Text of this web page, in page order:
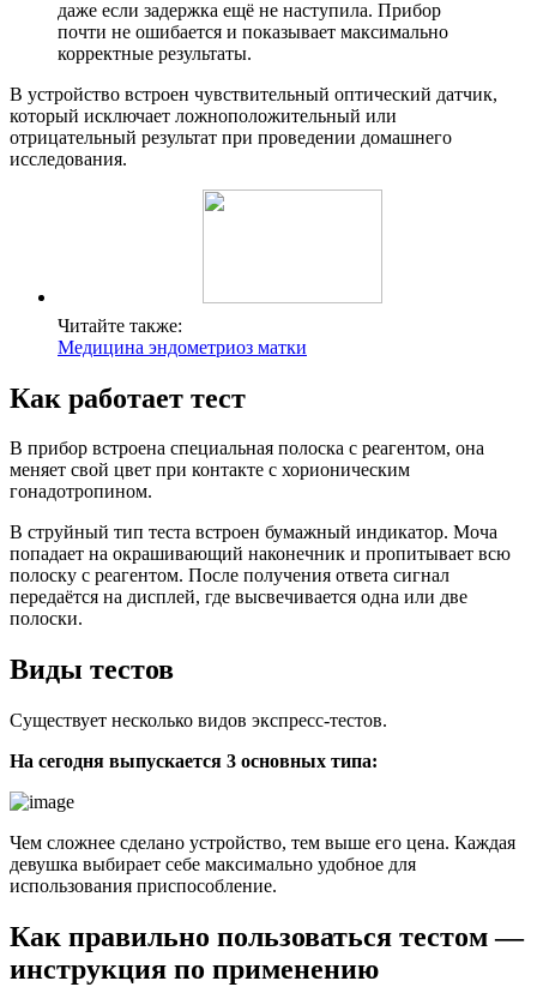
даже если задержка ещё не наступила. Прибор
почти не ошибается и показывает максимально
корректные результаты.
В устройство встроен чувствительный оптический датчик,
который исключает ложноположительный или
отрицательный результат при проведении домашнего
исследования.
Читайте также:
Медицина эндометриоз матки
Как работает тест
В прибор встроена специальная полоска с реагентом, она
меняет свой цвет при контакте с хорионическим
гонадотропином.
В струйный тип теста встроен бумажный индикатор. Моча
попадает на окрашивающий наконечник и пропитывает всю
полоску с реагентом. После получения ответа сигнал
передаётся на дисплей, где высвечивается одна или две
полоски.
Виды тестов
Существует несколько видов экспресс-тестов.
На сегодня выпускается 3 основных типа:
Чем сложнее сделано устройство, тем выше его цена. Каждая
девушка выбирает себе максимально удобное для
использования приспособление.
Как правильно пользоваться тестом —
инструкция по применению